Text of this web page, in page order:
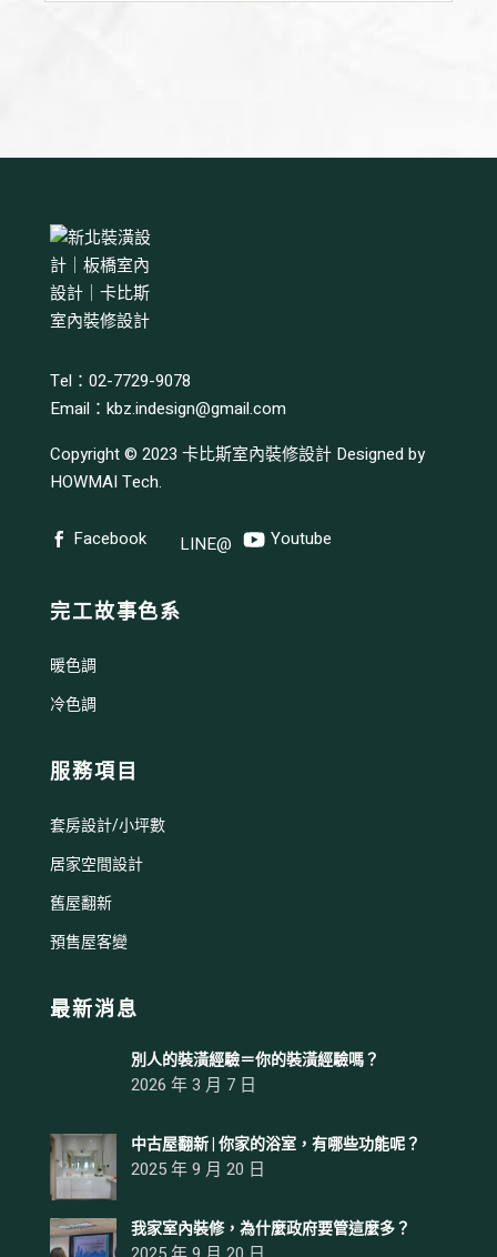
Tel：02-7729-9078
Email：kbz.indesign@gmail.com
Copyright © 2023卡比斯室內裝修設計 Designed by
HOWMAI Tech.
Facebook LINE@ Youtube
完工故事色系
暖色調
冷色調
服務項目
套房設計/小坪數
居家空間設計
舊屋翻新
預售屋客變
最新消息
別人的裝潢經驗＝你的裝潢經驗嗎？
2026 年 3 月 7 日
中古屋翻新 | 你家的浴室，有哪些功能呢？
2025 年 9 月 20 日
我家室內裝修，為什麼政府要管這麼多？